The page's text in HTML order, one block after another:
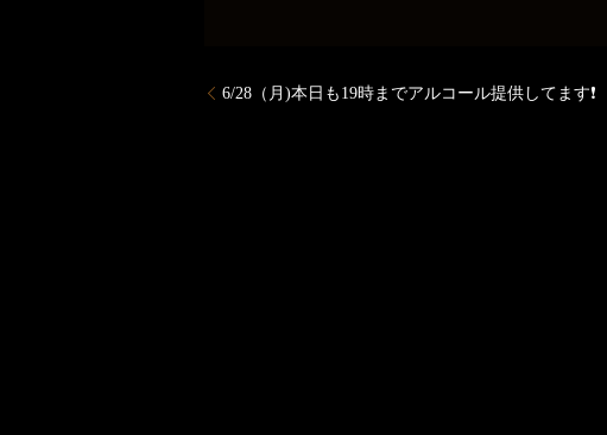
6/28（月)本日も19時までアルコール提供してます❗